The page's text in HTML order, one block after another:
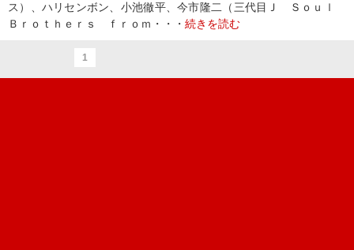
ス）、ハリセンボン、小池徹平、今市隆二（三代目Ｊ Ｓｏｕｌ
Ｂｒｏｔｈｅｒｓ ｆｒｏｍ・・・ 続きを読む
1